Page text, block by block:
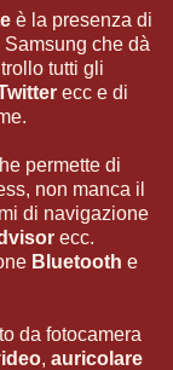
è la presenza di
che dà
tutti gli
ecc e di
permette di
non manca il
di navigazione
ecc.
Bluetooth e
da fotocamera
, auricolare